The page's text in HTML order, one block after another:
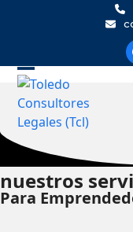
nuestros
Para